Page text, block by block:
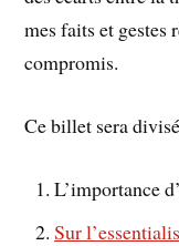
mes faits et gestes
compromis.
Ce billet sera
L’importance
Sur